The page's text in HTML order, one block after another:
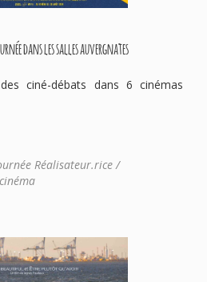
dans les salles auvergnates
ciné-débats dans 6 cinémas
Réalisateur.rice /
cinéma